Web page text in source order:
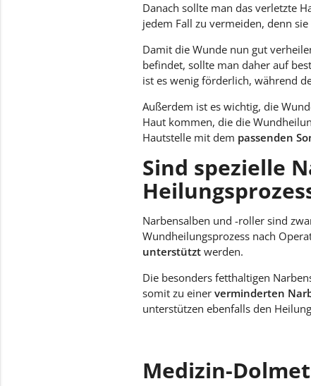
Danach sollte man das verletzte
jedem Fall zu vermeiden, denn
Damit die Wunde nun gut
befindet, sollte man daher auf
ist es wenig förderlich, während
Außerdem ist es wichtig, die
Haut kommen, die die
Hautstelle mit dem passenden
Sind spezielle
Narbensalben und -roller sind
Wundheilungsprozess nach
unterstütztwerden.
Die besonders fetthaltigen
somit zu einer verminderten
unterstützen ebenfalls den
Medizin-